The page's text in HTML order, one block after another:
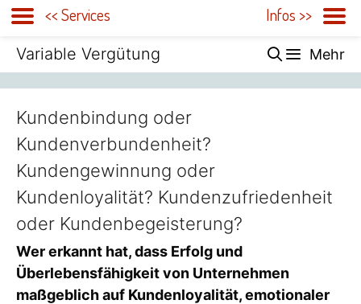
Zum
springen
Variable Vergütung Mehr
Kundenbindung oder
Kundenverbundenheit?
Kundengewinnung oder
Kundenloyalität? Kundenzufriedenheit
oder Kundenbegeisterung?
Wer erkannt hat, dass Erfolg und
Überlebensfähigkeit von Unternehmen
maßgeblich auf Kundenloyalität, emotionaler
<< Services Infos >>